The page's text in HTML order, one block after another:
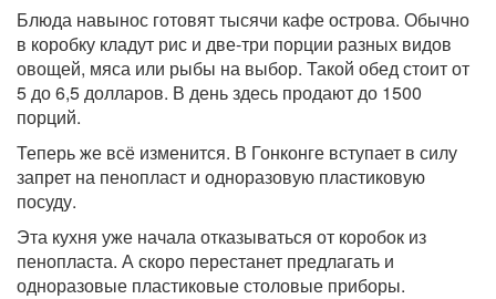
Блюда навынос готовят тысячи кафе острова. Обычно
в коробку кладут рис и две-три порции разных видов
овощей, мяса или рыбы на выбор. Такой обед стоит от
5 до 6,5 долларов. В день здесь продают до 1500
порций.
Теперь же всё изменится. В Гонконге вступает в силу
запрет на пенопласт и одноразовую пластиковую
посуду.
Эта кухня уже начала отказываться от коробок из
пенопласта. А скоро перестанет предлагать и
одноразовые пластиковые столовые приборы.